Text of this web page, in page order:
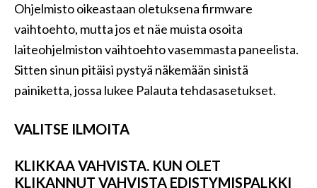
Ohjelmisto oikeastaan ​​oletuksena firmware
vaihtoehto, mutta jos et näe muista osoita
laiteohjelmiston vaihtoehto vasemmasta paneelista.
Sitten sinun pitäisi pystyä näkemään sinistä
painiketta, jossa lukee Palauta tehdasasetukset.
VALITSE ILMOITA
KLIKKAA VAHVISTA. KUN OLET
KLIKANNUT VAHVISTA EDISTYMISPALKKI